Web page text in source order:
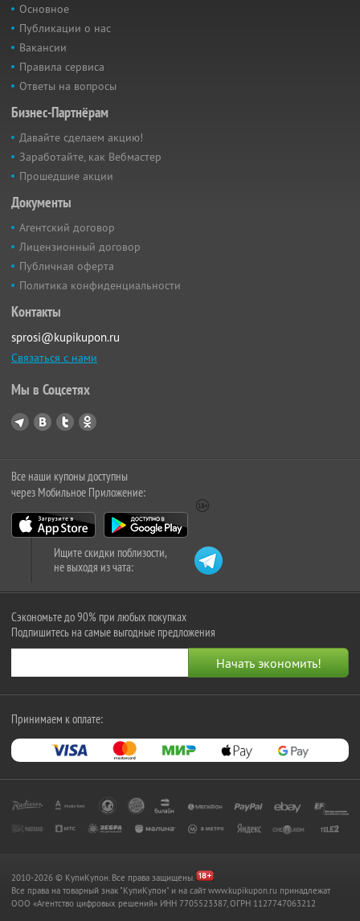
Основное
Публикации о нас
Вакансии
Правила сервиса
Ответы на вопросы
Бизнес-Партнёрам
Давайте сделаем акцию!
Заработайте, как Вебмастер
Прошедшие акции
Документы
Агентский договор
Лицензионный договор
Публичная оферта
Политика конфиденциальности
Контакты
sprosi@kupikupon.ru
Связаться с нами
Мы в Соцсетях
Все наши купоны доступны
через Мобильное Приложение:
Ищите скидки поблизости,
не выходя из чата:
Сэкономьте до 90% при любых покупках
Подпишитесь на самые выгодные предложения
Принимаем к оплате:
2010-2026 © КупиКупон. Все права защищены.
Все права на товарный знак "КупиКупон" и на сайт www.kupikupon.ru принадлежат
OOO «Агентство цифровых решений» ИНН 7705523387, ОГРН 1127747063212